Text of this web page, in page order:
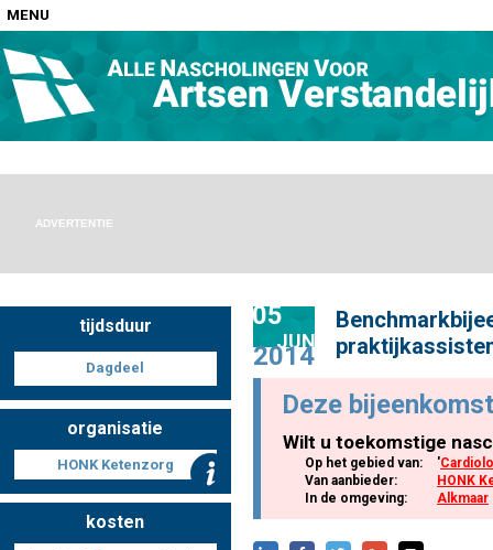
MENU
Home
Nascholingen op locatie (agenda)
Nascholingen online (elearning)
Nascholingen op aanvraag (in-company)
ADVERTENTIE
tijdsduur
Dagdeel
organisatie
HONK Ketenzorg
kosten
05
JUN
2014
Deze
Wilt u toekomstige
Op het gebied van: '
Van aanbieder:
HONK
In de omgeving:
Alkmaar